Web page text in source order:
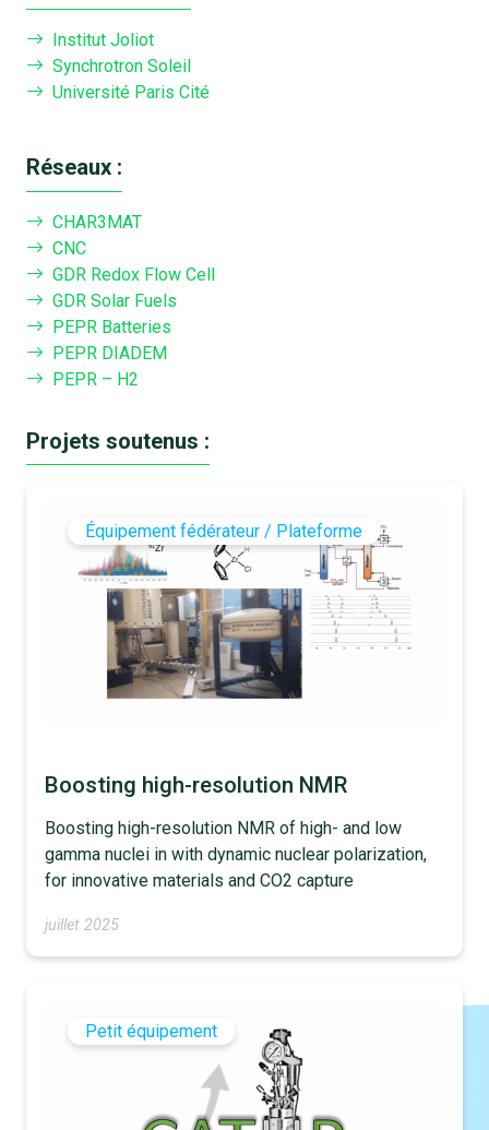
Institut Joliot
Synchrotron Soleil
Université Paris Cité
Réseaux :
CHAR3MAT
CNC
GDR Redox Flow Cell
GDR Solar Fuels
PEPR Batteries
PEPR DIADEM
PEPR – H2
Projets soutenus :
Équipement fédérateur / Plateforme
Boosting high-resolution NMR
Boosting high-resolution NMR of high- and low
gamma nuclei in with dynamic nuclear polarization,
for innovative materials and CO2 capture
juillet 2025
Petit équipement